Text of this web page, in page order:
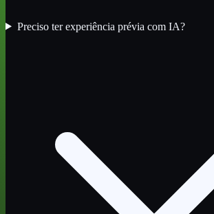
Preciso ter experiência prévia com IA?